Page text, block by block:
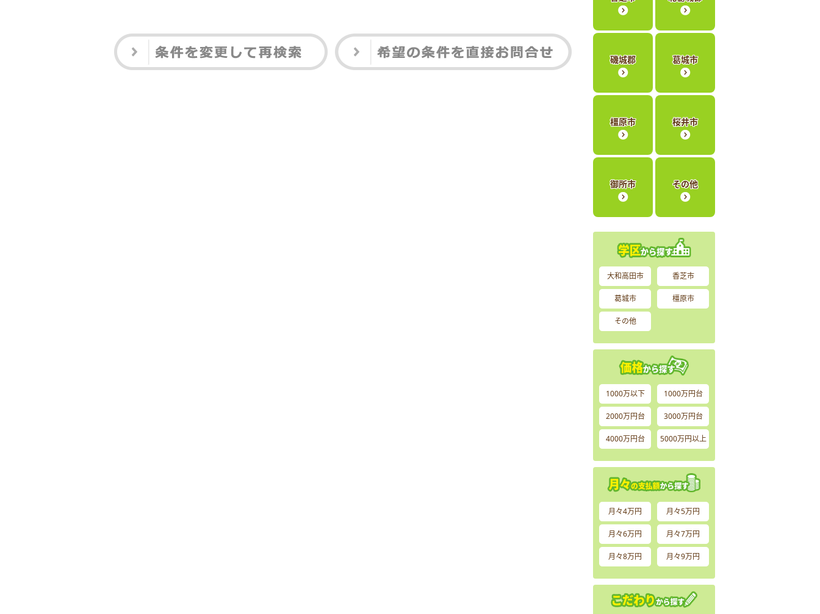
磯城郡 葛城市
橿原市 桜井市
御所市 その他
大和高田市 香芝市
葛城市 橿原市
その他
1000万以下 1000万円台
2000万円台 3000万円台
4000万円台 5000万円以上
月々4万円 月々5万円
月々6万円 月々7万円
月々8万円 月々9万円